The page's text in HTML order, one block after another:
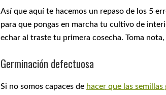
Así que aquí te hacemos un repaso de los 5
para que pongas en marcha tu cultivo de
echar al traste tu primera cosecha. Toma nota,
Germinación defectuosa
Si no somos capaces de hacer que las semillas